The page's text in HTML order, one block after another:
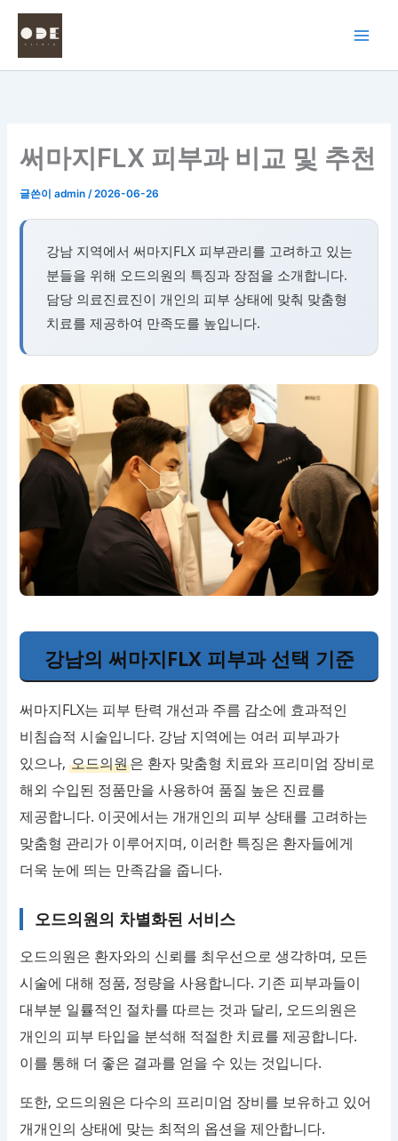
로
써마지FLX 피부과 비교 및 추천
글쓴이admin/2026-06-26
강남 지역에서 써마지FLX 피부관리를 고려하고 있는
분들을 위해 오드의원의 특징과 장점을 소개합니다.
담당 의료진료진이 개인의 피부 상태에 맞춰 맞춤형
치료를 제공하여 만족도를 높입니다.
강남의 써마지FLX 피부과 선택 기준
써마지FLX는 피부 탄력 개선과 주름 감소에 효과적인
비침습적 시술입니다. 강남 지역에는 여러 피부과가
있으나,오드의원은 환자 맞춤형 치료와 프리미엄 장비로
해외 수입된 정품만을 사용하여 품질 높은 진료를
제공합니다. 이곳에서는 개개인의 피부 상태를 고려하는
맞춤형 관리가 이루어지며, 이러한 특징은 환자들에게
더욱 눈에 띄는 만족감을 줍니다.
오드의원의 차별화된 서비스
오드의원은 환자와의 신뢰를 최우선으로 생각하며, 모든
시술에 대해 정품, 정량을 사용합니다. 기존 피부과들이
대부분 일률적인 절차를 따르는 것과 달리, 오드의원은
개인의 피부 타입을 분석해 적절한 치료를 제공합니다.
이를 통해 더 좋은 결과를 얻을 수 있는 것입니다.
또한, 오드의원은 다수의 프리미엄 장비를 보유하고 있어
개개인의 상태에 맞는 최적의 옵션을 제안합니다.